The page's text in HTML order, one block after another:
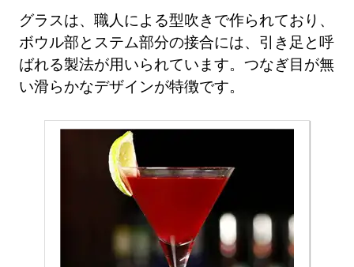
グラスは、職人による型吹きで作られており、
ボウル部とステム部分の接合には、引き足と呼
ばれる製法が用いられています。つなぎ目が無
い滑らかなデザインが特徴です。